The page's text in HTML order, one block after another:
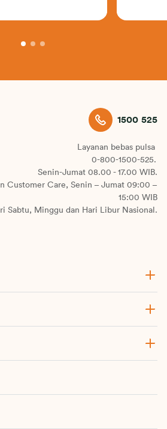
1500 525
Layanan bebas pulsa
0-800-1500-525.
Senin-Jumat 08.00 - 17.00 WIB.
Customer Care, Senin – Jumat 09:00 –
15:00 WIB
Sabtu, Minggu dan Hari Libur Nasional.